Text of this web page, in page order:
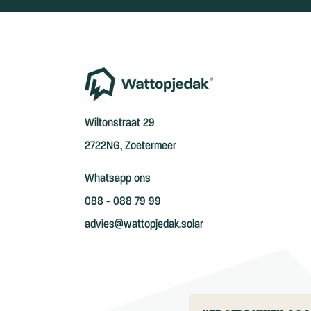
Wiltonstraat 29
2722NG, Zoetermeer
Whatsapp ons
088 - 088 79 99
advies@wattopjedak.solar